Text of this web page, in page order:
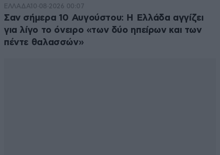
ΕΛΛΑΔΑ10·08·2026 00:07
Σαν σήμερα 10 Αυγούστου: Η Ελλάδα αγγίζει
για λίγο το όνειρο «των δύο ηπείρων και των
πέντε θαλασσών»